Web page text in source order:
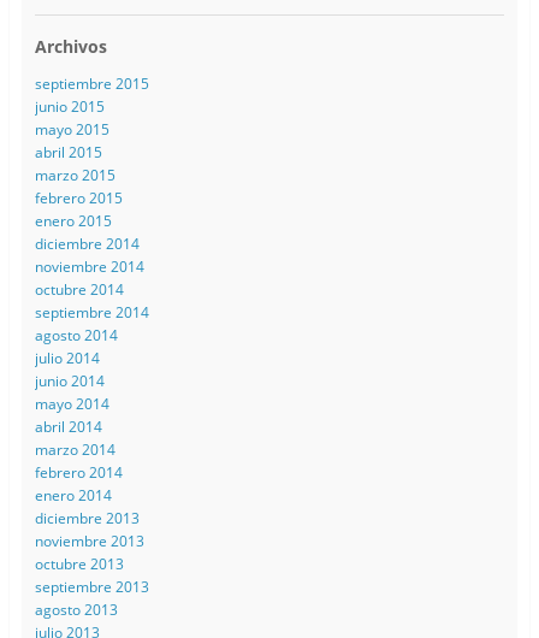
Archivos
septiembre 2015
junio 2015
mayo 2015
abril 2015
marzo 2015
febrero 2015
enero 2015
diciembre 2014
noviembre 2014
octubre 2014
septiembre 2014
agosto 2014
julio 2014
junio 2014
mayo 2014
abril 2014
marzo 2014
febrero 2014
enero 2014
diciembre 2013
noviembre 2013
octubre 2013
septiembre 2013
agosto 2013
julio 2013